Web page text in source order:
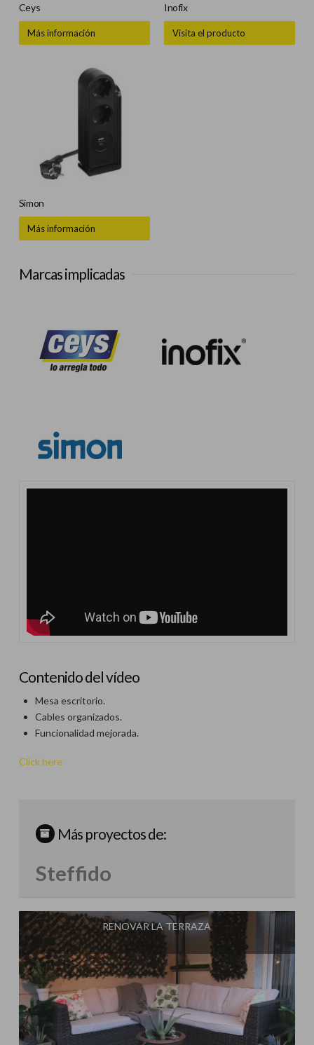
Ceys
Más información
Inofix
Visita el producto
Simon
Más información
Marcas implicadas
Contenido del vídeo
Mesa escritorio.
Cables organizados.
Funcionalidad mejorada.
Click here
Más proyectos de:
Steffido
RENOVAR LA TERRAZA